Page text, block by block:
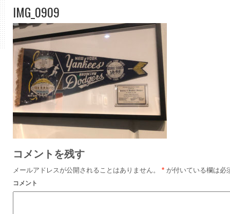
IMG_0909
コメントを残す
メールアドレスが公開されることはありません。 * が付いている欄は必
コメント